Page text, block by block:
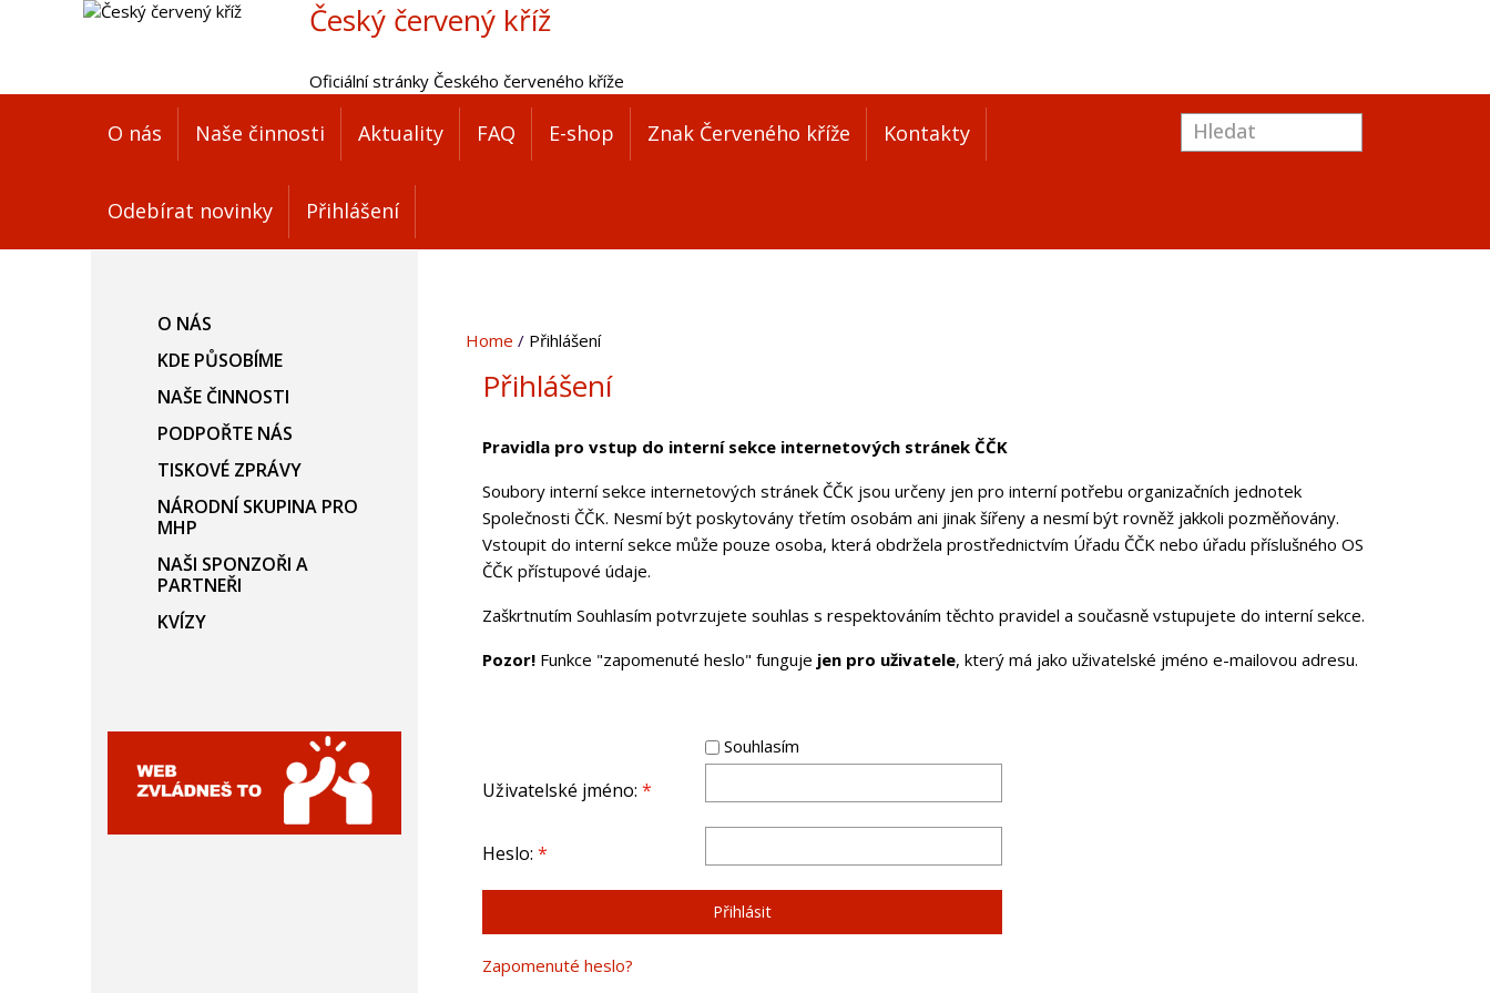
Český červený kříž
Oficiální stránky Českého červeného kříže
O nás Naše činnosti Aktuality FAQ E-shop Znak Červeného kříže Kontakty
Odebírat novinky Přihlášení
Home Přihlášení
Přihlášení
Pravidla pro vstup do interní sekce internetových stránek ČČK
Soubory interní sekce internetových stránek ČČK jsou určeny jen pro interní potřebu organizačních jednotek
Společnosti ČČK. Nesmí být poskytovány třetím osobám ani jinak šířeny a nesmí být rovněž jakkoli pozměňovány.
Vstoupit do interní sekce může pouze osoba, která obdržela prostřednictvím Úřadu ČČK nebo úřadu příslušného OS
ČČK přístupové údaje.
Zaškrtnutím Souhlasím potvrzujete souhlas s respektováním těchto pravidel a současně vstupujete do interní sekce.
Pozor!Funkce "zapomenuté heslo" funguje jen pro uživatele, který má jako uživatelské jméno e-mailovou adresu.
Souhlasím
Uživatelské jméno: *
Heslo: *
Zapomenuté heslo?
O NÁS
KDE PŮSOBÍME
NAŠE ČINNOSTI
PODPOŘTE NÁS
TISKOVÉ ZPRÁVY
NÁRODNÍ SKUPINA PRO
MHP
NAŠI SPONZOŘI A
PARTNEŘI
KVÍZY